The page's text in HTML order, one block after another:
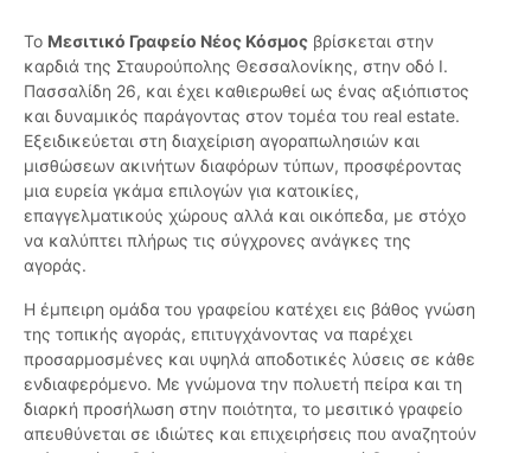
Το Μεσιτικό Γραφείο Νέος Κόσμος βρίσκεται στην
καρδιά της Σταυρούπολης Θεσσαλονίκης, στην οδό Ι.
Πασσαλίδη 26, και έχει καθιερωθεί ως ένας αξιόπιστος
και δυναμικός παράγοντας στον τομέα του real estate.
Εξειδικεύεται στη διαχείριση αγοραπωλησιών και
μισθώσεων ακινήτων διαφόρων τύπων, προσφέροντας
μια ευρεία γκάμα επιλογών για κατοικίες,
επαγγελματικούς χώρους αλλά και οικόπεδα, με στόχο
να καλύπτει πλήρως τις σύγχρονες ανάγκες της
αγοράς.
Η έμπειρη ομάδα του γραφείου κατέχει εις βάθος γνώση
της τοπικής αγοράς, επιτυγχάνοντας να παρέχει
προσαρμοσμένες και υψηλά αποδοτικές λύσεις σε κάθε
ενδιαφερόμενο. Με γνώμονα την πολυετή πείρα και τη
διαρκή προσήλωση στην ποιότητα, το μεσιτικό γραφείο
απευθύνεται σε ιδιώτες και επιχειρήσεις που αναζητούν